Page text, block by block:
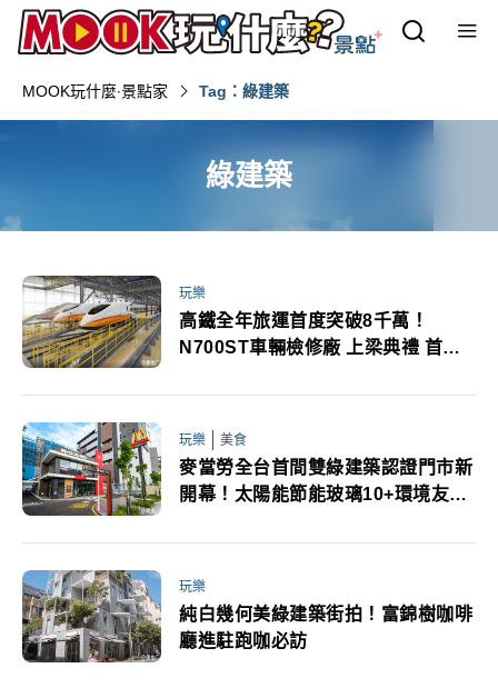
MOOK玩什麼‧景點家 Tag：綠建築
綠建築
玩樂
高鐵全年旅運首度突破8千萬！
N700ST車輛檢修廠 上梁典禮 首部
玩樂 美食
麥當勞全台首間雙綠建築認證門市新
開幕！太陽能節能玻璃10+環境友善
玩樂
純白幾何美綠建築街拍！富錦樹咖啡
廳進駐跑咖必訪